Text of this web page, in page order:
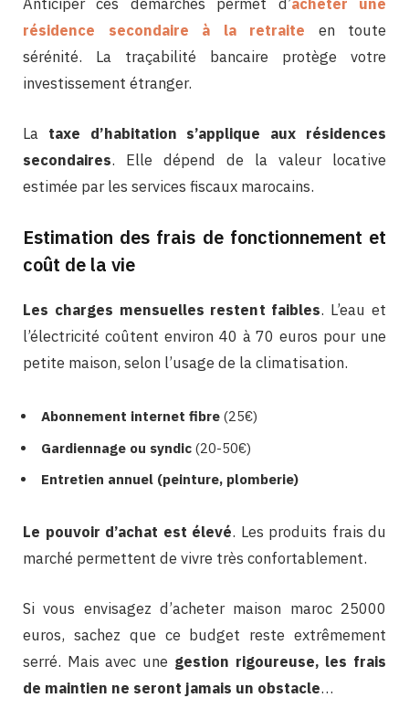
résidence secondaire à la retraite en toute
sérénité. La traçabilité bancaire protège votre
investissement étranger.
La taxe d’habitation s’applique aux résidences
secondaires. Elle dépend de la valeur locative
estimée par les services fiscaux marocains.
Estimation des frais de fonctionnement et
coût de la vie
Les charges mensuelles restent faibles. L’eau et
l’électricité coûtent environ 40 à 70 euros pour une
petite maison, selon l’usage de la climatisation.
Abonnement internet fibre (25€)
Gardiennage ou syndic (20-50€)
Entretien annuel (peinture, plomberie)
Le pouvoir d’achat est élevé. Les produits frais du
marché permettent de vivre très confortablement.
Si vous envisagez d’acheter maison maroc 25000
euros, sachez que ce budget reste extrêmement
serré. Mais avec une gestion rigoureuse, les frais
de maintien ne seront jamais un obstacle…